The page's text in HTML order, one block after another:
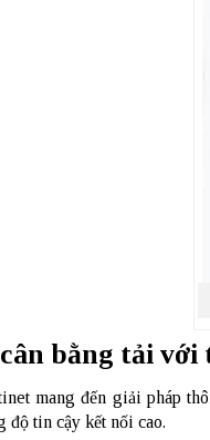
bằng tải
mang đến giải pháp
độ tin cậy kết nối cao.